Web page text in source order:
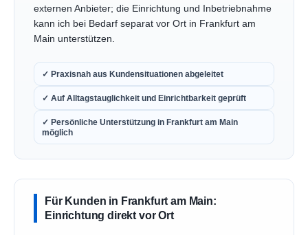
externen Anbieter; die Einrichtung und Inbetriebnahme
kann ich bei Bedarf separat vor Ort in Frankfurt am
Main unterstützen.
✓ Praxisnah aus Kundensituationen abgeleitet
✓ Auf Alltagstauglichkeit und Einrichtbarkeit geprüft
✓ Persönliche Unterstützung in Frankfurt am Main
möglich
Für Kunden in Frankfurt am Main:
Einrichtung direkt vor Ort